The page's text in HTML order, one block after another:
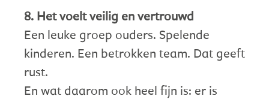
8. Het voelt veilig en vertrouwd
Een leuke groep ouders. Spelende
kinderen. Een betrokken team. Dat geeft
rust.
En wat daarom ook heel fijn is: er is